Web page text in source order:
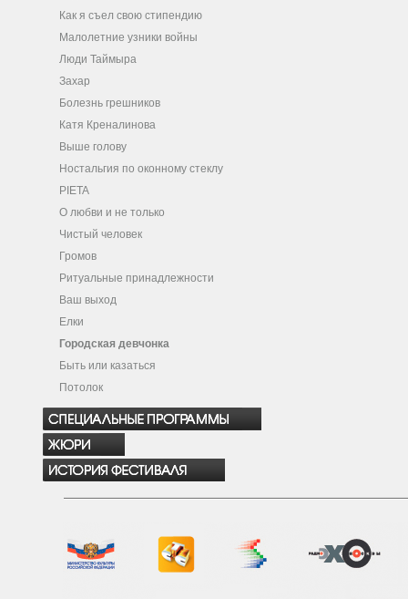
Как я съел свою стипендию
Малолетние узники войны
Люди Таймыра
Захар
Болезнь грешников
Катя Креналинова
Выше голову
Ностальгия по оконному стеклу
PIETA
О любви и не только
Чистый человек
Громов
Ритуальные принадлежности
Ваш выход
Елки
Городская девчонка
Быть или казаться
Потолок